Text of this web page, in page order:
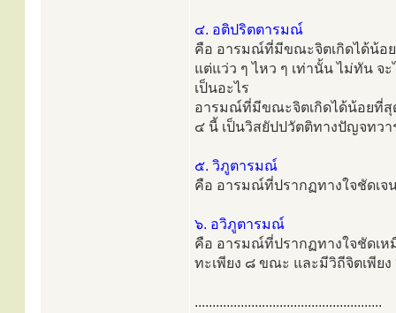
๔. อติปริตตารมณ์
คือ อารมณ์ที่มีขณะจิตเกิดได้น้อย
แต่แว่ว ๆ ไหว ๆ เท่านั้น ไม่ทัน จ
เป็นอะไร
อารมณ์ที่มีขณะจิตเกิดได้น้อยที่สุ
๔ นี้ เป็นวิสยัปปวัตติทางปัญจทว
๕. วิภูตารมณ์
คือ อารมณ์ที่ปรากฏทางใจชัดเ
๖. อวิภูตารมณ์
คือ อารมณ์ที่ปรากฏทางใจชัดเ
ทะเพียง ๘ ขณะ และมีวิถีจิตเพียง
.....................................................